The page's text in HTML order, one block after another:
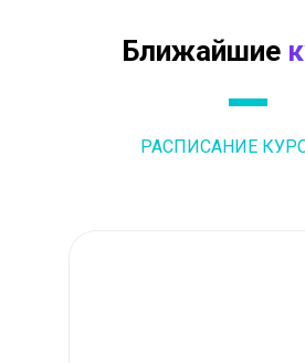
Ближайшие
РАСПИСАНИЕ